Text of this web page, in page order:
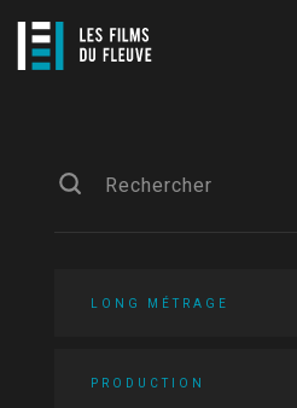
LONG MÉTRAGE
PRODUCTION